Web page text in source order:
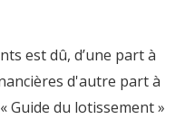
est dû, d’une part à
d'autre part à
Guide du lotissement »